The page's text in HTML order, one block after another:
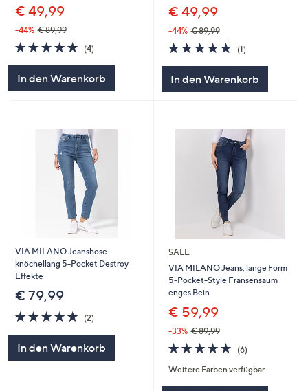
€ 49,99
-44% € 89,99
5.0
von
(4)4
In den Warenkorb
€ 49,99
-44% € 89,99
5.0
von
(1)1
In den Warenkorb
VIA MILANO Jeanshose
knöchellang 5-Pocket Destroy
Effekte
€ 79,99
5.0
von
(2)2
In den Warenkorb
SALE
VIA MILANO Jeans, lange Form
5-Pocket-Style Fransensaum
enges Bein
€ 59,99
-33% € 89,99
4.8
von
5
(6)6
Weitere Farben verfügbar